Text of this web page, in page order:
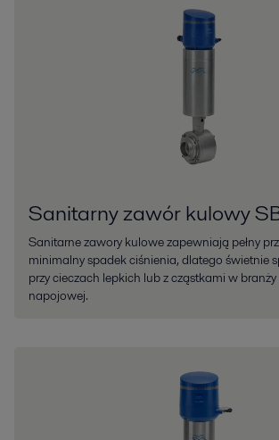
Sanitarny zawór kulowy
Sanitarne zawory kulowe zapewniają pełny
minimalny spadek ciśnienia, dlatego świetnie
przy cieczach lepkich lub z cząstkami w
napojowej.